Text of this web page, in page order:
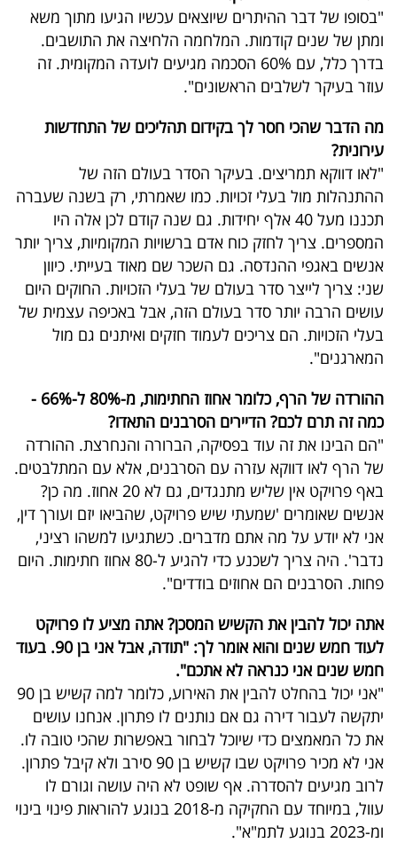
"בסופו של דבר ההיתרים שיוצאים עכשיו הגיעו מתוך משא
ומתן של שנים קודמות. המלחמה הלחיצה את התושבים.
בדרך כלל, עם 60% הסכמה מגיעים לועדה המקומית. זה
עוזר בעיקר לשלבים הראשונים".
מה הדבר שהכי חסר לך בקידום תהליכים של התחדשות
עירונית?
"לאו דווקא תמריצים. בעיקר הסדר בעולם הזה של
ההתנהלות מול בעלי זכויות. כמו שאמרתי, רק בשנה שעברה
תכננו מעל 40 אלף יחידות. גם שנה קודם לכן אלה היו
המספרים. צריך לחזק כוח אדם ברשויות המקומיות, צריך יותר
אנשים באגפי ההנדסה. גם השכר שם מאוד בעייתי. כיוון
שני: צריך לייצר סדר בעולם של בעלי הזכויות. החוקים היום
עושים הרבה יותר סדר בעולם הזה, אבל באכיפה עצמית של
בעלי הזכויות. הם צריכים לעמוד חזקים ואיתנים גם מול
המארגנים".
ההורדה של הרף, כלומר אחוז החתימות, מ-80% ל-66% -
כמה זה תרם לכם? הדיירים הסרבנים התאדו?
"הם הבינו את זה עוד בפסיקה, הברורה והנחרצת. ההורדה
של הרף לאו דווקא עזרה עם הסרבנים, אלא עם המתלבטים.
באף פרויקט אין שליש מתנגדים, גם לא 20 אחוז. מה כן?
אנשים שאומרים 'שמעתי שיש פרויקט, שהביאו יזם ועורך דין,
אני לא יודע על מה אתם מדברים. כשתגיעו למשהו רציני,
נדבר'. היה צריך לשכנע כדי להגיע ל-80 אחוז חתימות. היום
פחות. הסרבנים הם אחוזים בודדים".
אתה יכול להבין את הקשיש המסכן? אתה מציע לו פרויקט
לעוד חמש שנים והוא אומר לך: "תודה, אבל אני בן 90. בעוד
חמש שנים אני כנראה לא אתכם".
"אני יכול בהחלט להבין את האירוע, כלומר למה קשיש בן 90
יתקשה לעבור דירה גם אם נותנים לו פתרון. אנחנו עושים
את כל המאמצים כדי שיוכל לבחור באפשרות שהכי טובה לו.
אני לא מכיר פרויקט שבו קשיש בן 90 סירב ולא קיבל פתרון.
לרוב מגיעים להסדרה. אף שופט לא היה עושה וגורם לו
עוול, במיוחד עם החקיקה מ-2018 בנוגע להוראות פינוי בינוי
ומ-2023 בנוגע לתמ"א".